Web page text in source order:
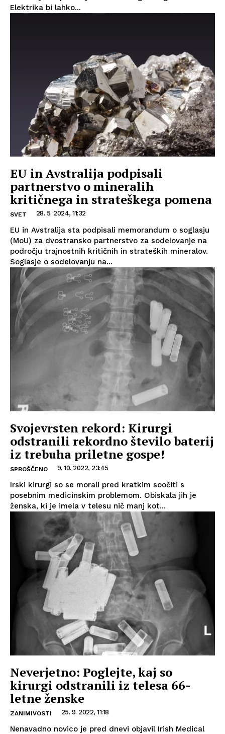
Elektrika bi lahko...
EU in Avstralija podpisali
partnerstvo o mineralih
kritičnega in strateškega pomena
SVET 28. 5. 2024, 11:32
EU in Avstralija sta podpisali memorandum o soglasju
(MoU) za dvostransko partnerstvo za sodelovanje na
področju trajnostnih kritičnih in strateških mineralov.
Soglasje o sodelovanju na...
Svojevrsten rekord: Kirurgi
odstranili rekordno število baterij
iz trebuha priletne gospe!
SPROŠČENO 9. 10. 2022, 23:45
Irski kirurgi so se morali pred kratkim soočiti s
posebnim medicinskim problemom. Obiskala jih je
ženska, ki je imela v telesu nič manj kot...
Neverjetno: Poglejte, kaj so
kirurgi odstranili iz telesa 66-
letne ženske
ZANIMIVOSTI 25. 9. 2022, 11:18
Nenavadno novico je pred dnevi objavil Irish Medical